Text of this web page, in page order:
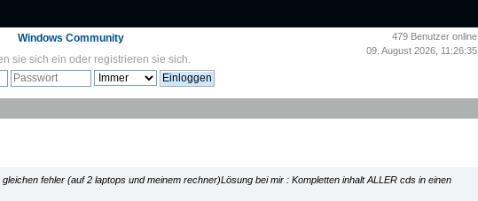
479 Benutzer online
09. August 2026, 11:26:35
Windows Community
sie sich ein oder registrieren sie sich.
fehler (auf 2 laptops und meinem rechner)Lösung bei mir : Kompletten inhalt ALLER cds in einen